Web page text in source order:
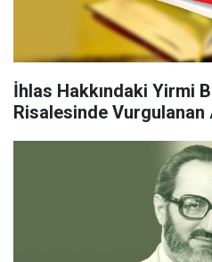
İhlas Hakkındaki Yirmi
Risalesinde